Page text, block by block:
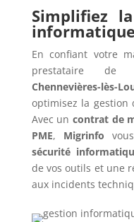
Simplifiez
informatique
En confiant votre
prestataire de
Chennevières-lès-
optimisez la gestion
Avec un contrat de
PME, Migrinfo
sécurité
de vos outils et une
aux incidents